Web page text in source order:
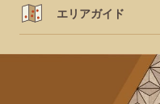
エリアガイド